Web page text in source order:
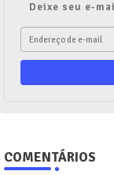
Deixe seu e-
COMENTÁRIOS